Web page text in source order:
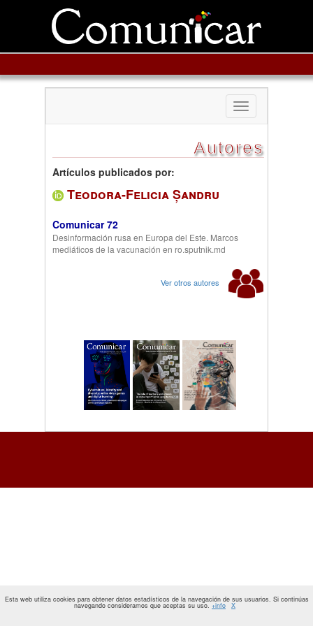
Toggle
navigation
Autores
Artículos publicados por:
Teodora-Felicia Șandru
Comunicar 72
Desinformación rusa en Europa del Este. Marcos
mediáticos de la vacunación en ro.sputnik.md
Ver otros autores
Esta web utiliza cookies para obtener datos estadísticos de la navegación de sus usuarios. Si continúas
navegando consideramos que aceptas su uso. +info X